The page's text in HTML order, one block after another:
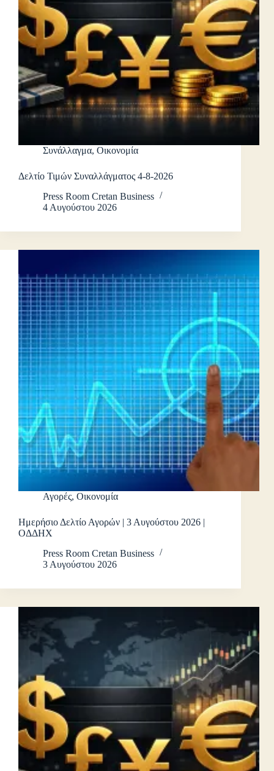
Συνάλλαγμα, Οικονομία
Δελτίο Τιμών Συναλλάγματος 4-8-2026
Press Room Cretan Business
4 Αυγούστου 2026
Αγορές, Οικονομία
Ημερήσιο Δελτίο Αγορών | 3 Αυγούστου 2026 |
ΟΔΔΗΧ
Press Room Cretan Business
3 Αυγούστου 2026